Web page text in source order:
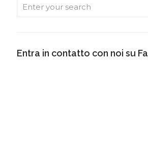
Entra in contatto con noi su